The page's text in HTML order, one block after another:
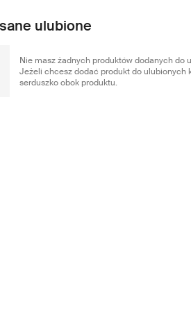
ulubione
Nie masz żadnych produktów dodanych do
Jeżeli chcesz dodać produkt do ulubionych
serduszko obok produktu.